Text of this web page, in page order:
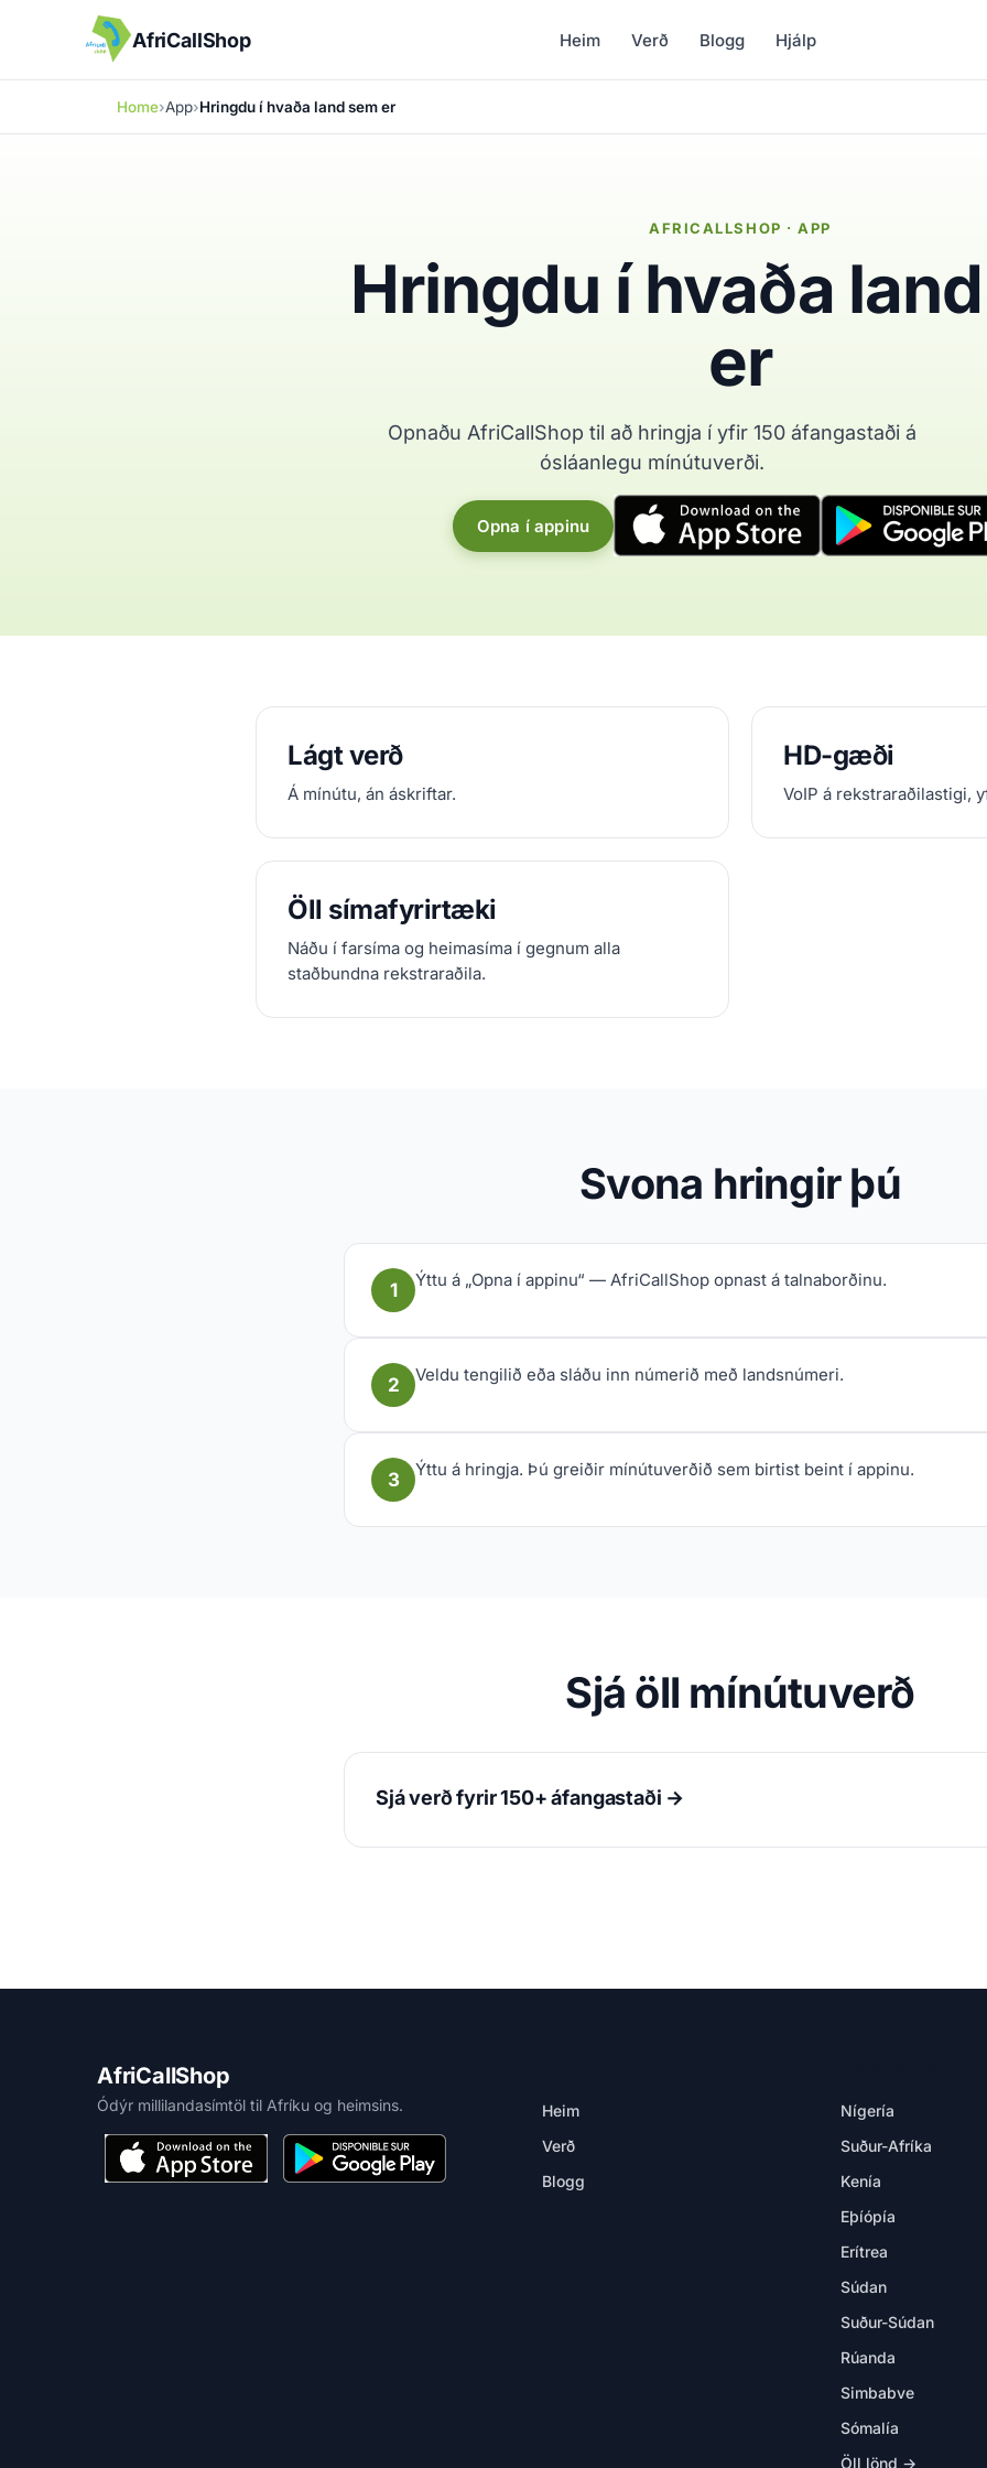
AfriCallShop Heim Verð Blogg Hjálp
Home App Hringdu í hvaða land sem er
AFRICALLSHOP · APP
Hringdu í hvaða
er
Opnaðu AfriCallShop til að hringja í yfir 150 áfangastaði á
ósláanlegu mínútuverði.
Opna í appinu
Lágt verð
Á mínútu, án áskriftar.
HD-gæði
VoIP á rekstraraðilastigi,
Öll símafyrirtæki
Náðu í farsíma og heimasíma í gegnum alla
staðbundna rekstraraðila.
Svona hringir þú
1 Ýttu á „Opna í appinu“ — AfriCallShop opnast á talnaborðinu.
2 Veldu tengilið eða sláðu inn númerið með landsnúmeri.
3 Ýttu á hringja. Þú greiðir mínútuverðið sem birtist beint í appinu.
Sjá öll mínútuverð
Sjá verð fyrir 150+ áfangastaði →
AfriCallShop
Ódýr millilandasímtöl til Afríku og heimsins.
Heim
Verð
Blogg
Nígería
Suður-Afríka
Kenía
Eþíópía
Erítrea
Súdan
Suður-Súdan
Rúanda
Simbabve
Sómalía
Öll lönd →